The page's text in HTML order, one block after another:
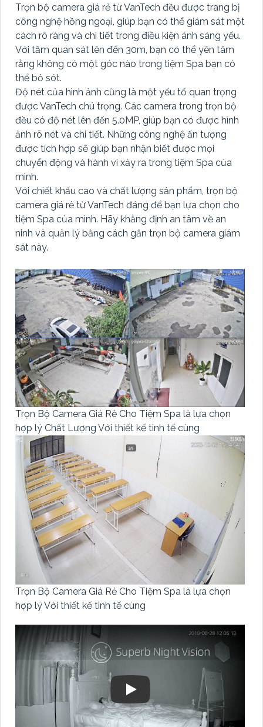
Trọn bộ camera giá rẻ từ VanTech đều được trang bị
công nghệ hồng ngoại, giúp bạn có thể giám sát một
cách rõ ràng và chi tiết trong điều kiện ánh sáng yếu.
Với tầm quan sát lên đến 30m, bạn có thể yên tâm
rằng không có một góc nào trong tiệm Spa bạn có
thể bỏ sót.
Độ nét của hình ảnh cũng là một yếu tố quan trọng
được VanTech chú trọng. Các camera trong trọn bộ
đều có độ nét lên đến 5.0MP, giúp bạn có được hình
ảnh rõ nét và chi tiết. Những công nghệ ấn tượng
được tích hợp sẽ giúp bạn nhận biết được mọi
chuyển động và hành vi xảy ra trong tiệm Spa của
mình.
Với chiết khấu cao và chất lượng sản phẩm, trọn bộ
camera giá rẻ từ VanTech đáng để bạn lựa chọn cho
tiệm Spa của mình. Hãy khẳng định an tâm về an
ninh và quản lý bằng cách gắn trọn bộ camera giám
sát này.
Trọn Bộ Camera Giá Rẻ Cho Tiệm Spa là lựa chọn
hợp lý Chất Lượng Với thiết kế tinh tế cùng
Trọn Bộ Camera Giá Rẻ Cho Tiệm Spa là lựa chọn
hợp lý Với thiết kế tinh tế cùng